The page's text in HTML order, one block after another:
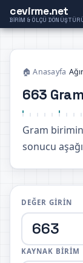
cevirme.net
BIRIM & ÖLÇÜ
🏠 Anasayfa
663
Gram
sonucu
DEĞER GIRIN
KAYNAK BIRIM